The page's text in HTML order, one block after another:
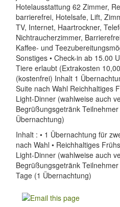
Hotelausstattung 62 Zimmer,
barrierefrei, Hotelsafe, Lift,
TV, Internet, Haartrockner,
Nichtraucherzimmer,
Kaffee- und
Sonstiges • Check-in ab 15.00
Tiere erlaubt (Extrakosten
(kostenfrei) Inhalt 1
Suite nach Wahl Reichhaltiges
Light-Dinner (wahlweise auch
Begrüßungsgetränk
Übernachtung)
Inhalt : • 1 Übernachtung für
nach Wahl • Reichhaltiges
Light-Dinner (wahlweise auch
Begrüßungsgetränk
Tage (1 Übernachtung)